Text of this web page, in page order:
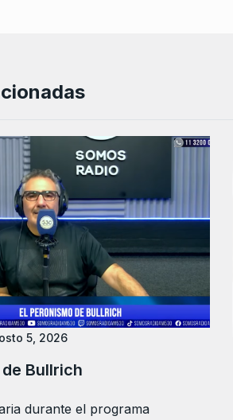
5, 2026
Bullrich
durante el programa